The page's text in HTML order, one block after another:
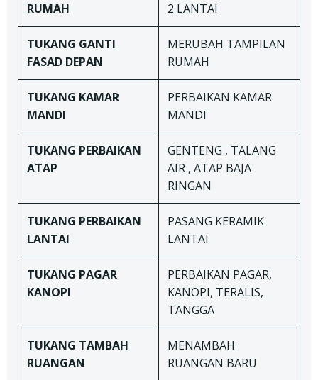
RUMAH 2 LANTAI
TUKANG GANTI
FASAD DEPAN
MERUBAH TAMPILAN
RUMAH
TUKANG KAMAR
MANDI
PERBAIKAN KAMAR
MANDI
TUKANG PERBAIKAN
ATAP
GENTENG , TALANG
AIR , ATAP BAJA
RINGAN
TUKANG PERBAIKAN
LANTAI
PASANG KERAMIK
LANTAI
TUKANG PAGAR
KANOPI
PERBAIKAN PAGAR,
KANOPI, TERALIS,
TANGGA
TUKANG TAMBAH
RUANGAN
MENAMBAH
RUANGAN BARU